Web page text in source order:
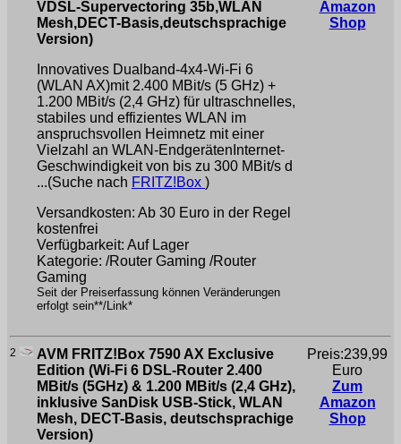
VDSL-Supervectoring 35b,WLAN
Mesh,DECT-Basis,deutschsprachige
Version)
Innovatives Dualband-4x4-Wi-Fi 6
(WLAN AX)mit 2.400 MBit/s (5 GHz) +
1.200 MBit/s (2,4 GHz) für ultraschnelles,
stabiles und effizientes WLAN im
anspruchsvollen Heimnetz mit einer
Vielzahl an WLAN-EndgerätenInternet-
Geschwindigkeit von bis zu 300 MBit/s d
...(Suche nach FRITZ!Box )
Versandkosten: Ab 30 Euro in der Regel
kostenfrei
Verfügbarkeit: Auf Lager
Kategorie: /Router Gaming /Router
Gaming
Seit der Preiserfassung können Veränderungen
erfolgt sein**/Link*
Amazon
Shop
2
AVM FRITZ!Box 7590 AX Exclusive
Edition (Wi-Fi 6 DSL-Router 2.400
MBit/s (5GHz) & 1.200 MBit/s (2,4 GHz),
inklusive SanDisk USB-Stick, WLAN
Mesh, DECT-Basis, deutschsprachige
Version)
Preis:239,99
Euro
Zum
Amazon
Shop